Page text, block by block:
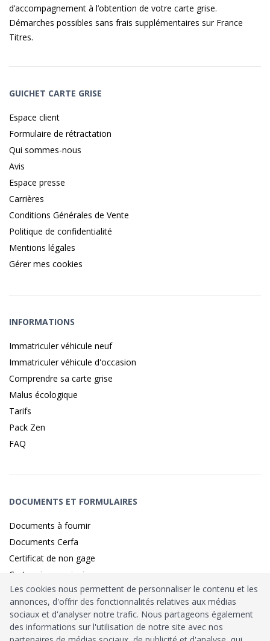
d’accompagnement à l’obtention de votre carte grise.
Démarches possibles sans frais supplémentaires sur France
Titres.
GUICHET CARTE GRISE
Espace client
Formulaire de rétractation
Qui sommes-nous
Avis
Espace presse
Carrières
Conditions Générales de Vente
Politique de confidentialité
Mentions légales
Gérer mes cookies
INFORMATIONS
Immatriculer véhicule neuf
Immatriculer véhicule d'occasion
Comprendre sa carte grise
Malus écologique
Tarifs
Pack Zen
FAQ
DOCUMENTS ET FORMULAIRES
Documents à fournir
Documents Cerfa
Certificat de non gage
Carte grise provisoire
Identité sécurisé parFranceConnect
Les cookies nous permettent de personnaliser le contenu et les
annonces, d'offrir des fonctionnalités relatives aux médias
sociaux et d'analyser notre trafic. Nous partageons également
des informations sur l'utilisation de notre site avec nos